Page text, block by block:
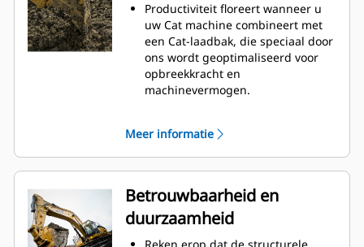
Productiviteit floreert wanneer u
uw Cat machine combineert met
een Cat-laadbak, die speciaal door
ons wordt geoptimaliseerd voor
opbreekkracht en
machinevermogen.
materiaalstroom in de laadbak. De
extra ruimte voor de hiel zorgt
ervoor dat de bodem van de
laadbak niet blijft slepen,
waardoor de onderhoudskosten
worden verminderd.
Het brandstofverbruik is het
Meer informatie
Betrouwbaarheid en
duurzaamheid